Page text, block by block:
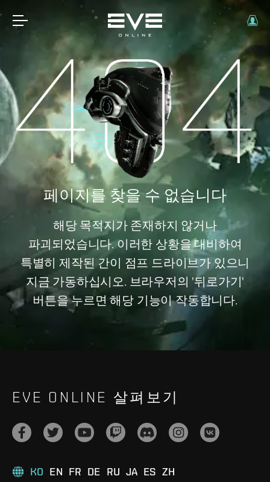
페이지를 찾을 수 없습니다
해당 목적지가 존재하지 않거나
파괴되었습니다. 이러한 상황을 대비하여
특별히 제작된 간이 점프 드라이브가 있으니
지금 가동하십시오. 브라우저의 '뒤로가기'
버튼을 누르면 해당 기능이 작동합니다.
EVE ONLINE 살펴보기
KO EN FR DE RU JA ES ZH